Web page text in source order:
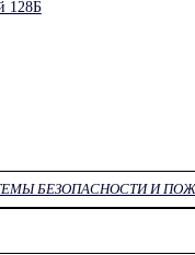
128Б
БЕЗОПАСНОСТИ И